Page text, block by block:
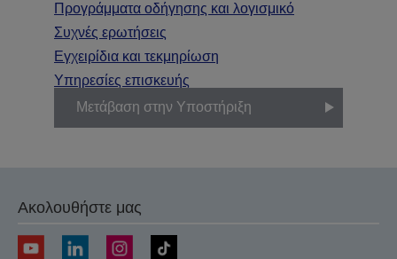
Προγράμματα οδήγησης και λογισμικό
Συχνές ερωτήσεις
Εγχειρίδια και τεκμηρίωση
Υπηρεσίες επισκευής
Μετάβαση στην Υποστήριξη
Ακολουθήστε μας